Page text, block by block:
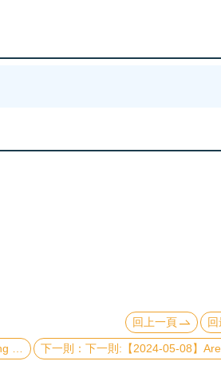
回上一頁
下一則:【2024-05-08】Are the Fermi/eRosita bubbles generated by past activity of the